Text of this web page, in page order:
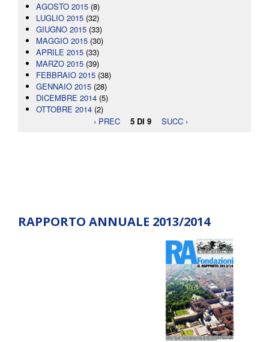
AGOSTO 2015 (8)
LUGLIO 2015 (32)
GIUGNO 2015 (33)
MAGGIO 2015 (30)
APRILE 2015 (33)
MARZO 2015 (39)
FEBBRAIO 2015 (38)
GENNAIO 2015 (28)
DICEMBRE 2014 (5)
OTTOBRE 2014 (2)
‹ PREC
5 DI 9 SUCC ›
RAPPORTO ANNUALE 2013/2014